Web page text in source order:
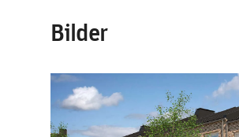
Bilder